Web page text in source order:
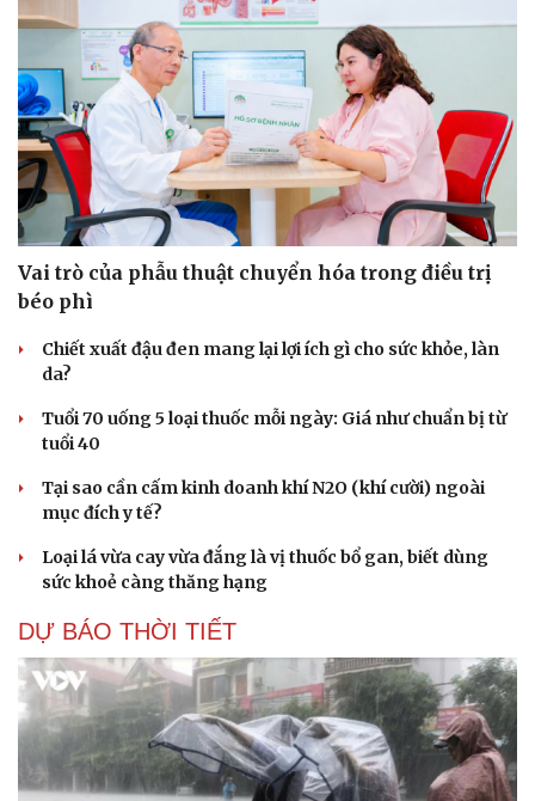
Vai trò của phẫu thuật chuyển hóa trong điều trị
béo phì
Chiết xuất đậu đen mang lại lợi ích gì cho sức khỏe, làn
da?
Tuổi 70 uống 5 loại thuốc mỗi ngày: Giá như chuẩn bị từ
tuổi 40
Tại sao cần cấm kinh doanh khí N2O (khí cười) ngoài
mục đích y tế?
Loại lá vừa cay vừa đắng là vị thuốc bổ gan, biết dùng
sức khoẻ càng thăng hạng
DỰ BÁO THỜI TIẾT